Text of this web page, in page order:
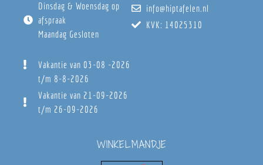
Dinsdag & Woensdag op
afspraak
Maandag Gesloten
Vakantie van 03-08 -2026
t/m 8-8-2026
Vakantie van 21-09-2026
t/m 26-09-2026
info@hiptafelen.nl
KVK: 14025310
WINKELMANDJE